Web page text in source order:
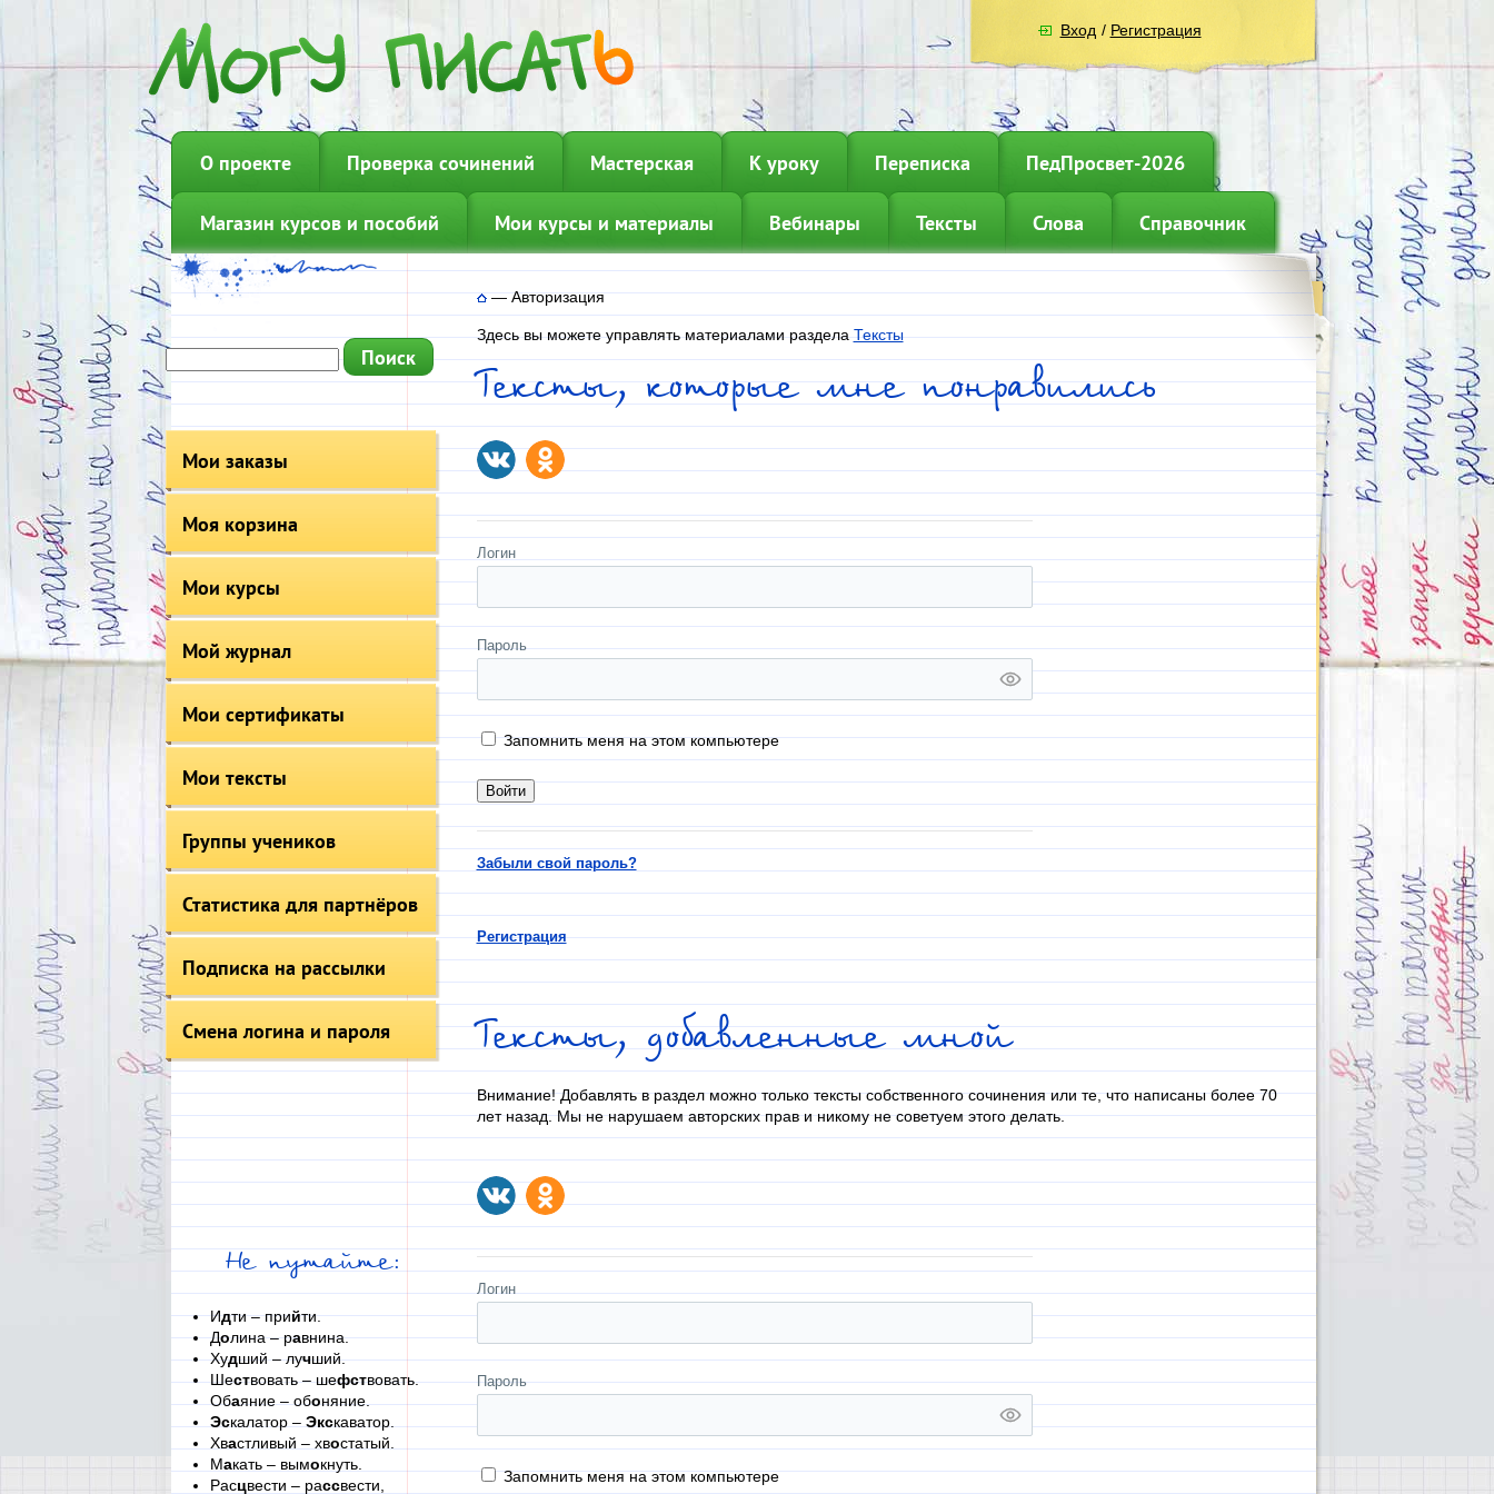
Вход / Регистрация
О проекте Проверка сочинений Мастерская К уроку Переписка ПедПросвет-2026
Магазин курсов и пособий Мои курсы и материалы Вебинары Тексты Слова Справочник
Мои заказы
Моя корзина
Мои курсы
Мой журнал
Мои сертификаты
Мои тексты
Группы учеников
Статистика для партнёров
Подписка на рассылки
Смена логина и пароля
Не путайте:
Идти – прийти.
Долина – равнина.
Худший – лучший.
Шествовать – шефствовать.
Обаяние – обоняние.
Эскалатор – Экскаватор.
Хвастливый – хвостатый.
Макать – вымокнуть.
Расцвести – рассвести,
—Авторизация
Здесь вы можете управлять материалами разделаТексты
Тексты, которые мне понравились
Логин
Пароль
Запомнить меня на этом компьютере
Забыли свой пароль?
Регистрация
Тексты, добавленные мной
Внимание! Добавлять в раздел можно только тексты собственного сочинения или те, что написаны более 70
лет назад. Мы не нарушаем авторских прав и никому не советуем этого делать.
Логин
Пароль
Запомнить меня на этом компьютере